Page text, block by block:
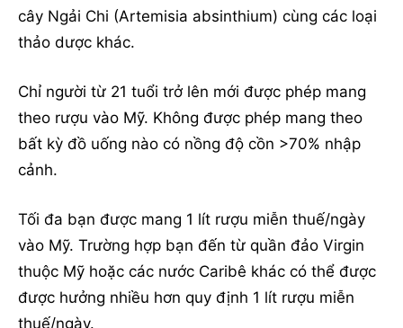
cây Ngải Chi (Artemisia absinthium) cùng các loại
thảo dược khác.
Chỉ người từ 21 tuổi trở lên mới được phép mang
theo rượu vào Mỹ. Không được phép mang theo
bất kỳ đồ uống nào có nồng độ cồn >70% nhập
cảnh.
Tối đa bạn được mang 1 lít rượu miễn thuế/ngày
vào Mỹ. Trường hợp bạn đến từ quần đảo Virgin
thuộc Mỹ hoặc các nước Caribê khác có thể được
được hưởng nhiều hơn quy định 1 lít rượu miễn
thuế/ngày.